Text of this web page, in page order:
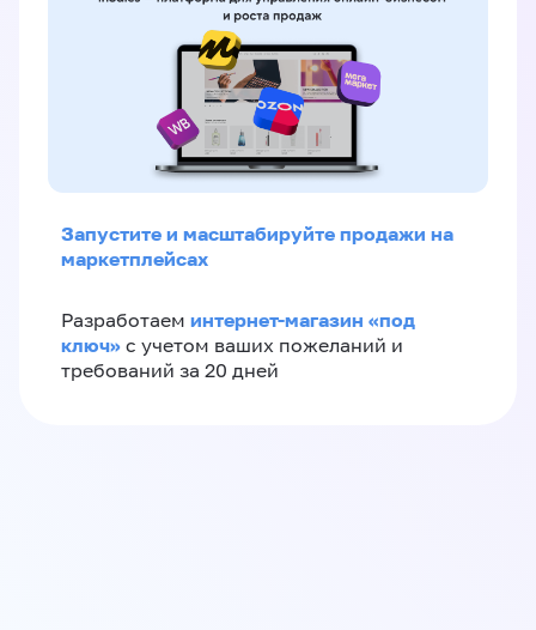
Запустите и масштабируйте продажи на
маркетплейсах
Разработаем интернет-магазин «‎под
ключ»‎ с учетом ваших пожеланий и
требований за 20 дней